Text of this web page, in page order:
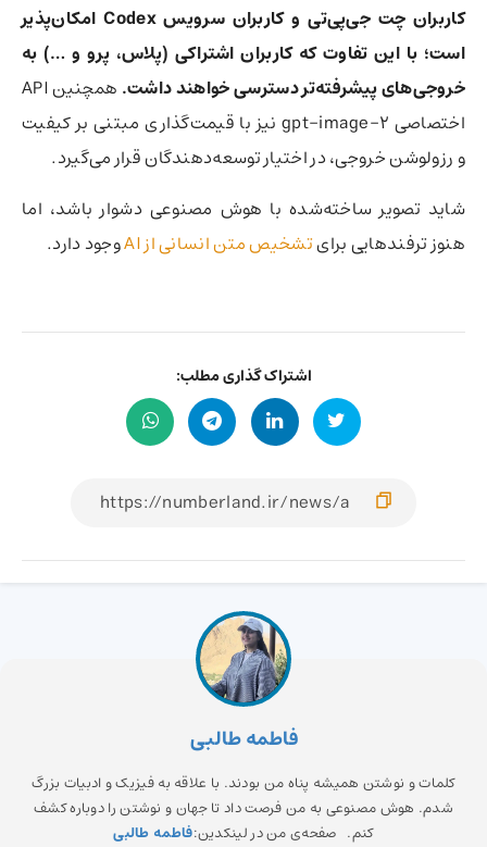
کاربران چت جی‌پی‌تی و کاربران سرویس Codex امکان‌پذیر
است؛ با این تفاوت که کاربران اشتراکی (پلاس، پرو و …) به
خروجی‌های پیشرفته‌تر دسترسی خواهند داشت.
همچنین API
اختصاصی gpt-image-2 نیز با قیمت‌گذاری مبتنی بر کیفیت
و رزولوشن خروجی، در اختیار توسعه‌دهندگان قرار می‌گیرد.
شاید تصویر ساخته‌شده با هوش مصنوعی دشوار باشد، اما
هنوز ترفندهایی برایتشخیص متن انسانی از AI وجود دارد.
اشتراک گذاری مطلب:
فاطمه طالبی
کلمات و نوشتن همیشه پناه من بودند. با علاقه به فیزیک و ادبیات بزرگ
شدم. هوش مصنوعی به من فرصت داد تا جهان و نوشتن را دوباره کشف
کنم. صفحه‌ی من در لینکدین:فاطمه طالبی